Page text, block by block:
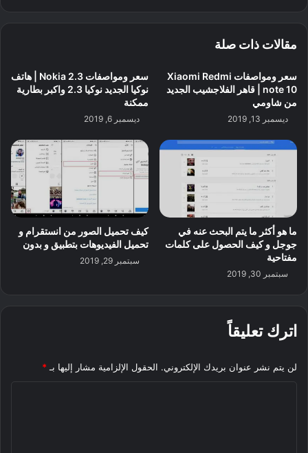
مقالات ذات صلة
سعر ومواصفات Xiaomi Redmi
note 10 | قاهر الفلاجشيب الجديد
من شاومي
ديسمبر 13, 2019
سعر ومواصفات Nokia 2.3 | هاتف
نوكيا الجديد نوكيا 2.3 واكبر بطارية
ممكنة
ديسمبر 6, 2019
ما هو أكثر ما يتم البحث عنه في
جوجل و كيف الحصول على كلمات
مفتاحية
سبتمبر 30, 2019
كيف تحميل الصور من انستقرام و
تحميل الفيديوهات بتطبيق و بدون
سبتمبر 29, 2019
اترك تعليقاً
لن يتم نشر عنوان بريدك الإلكتروني. الحقول الإلزامية مشار إليها بـ *